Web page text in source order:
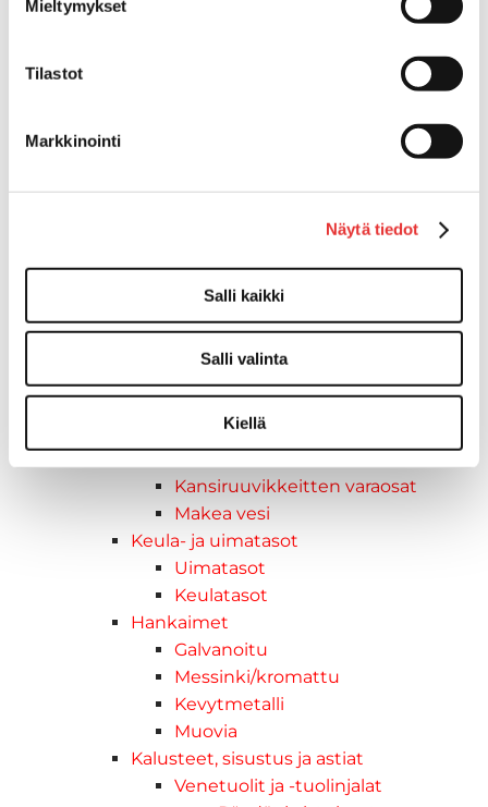
Mieltymykset
Tilastot
Markkinointi
Näytä tiedot
Salli kaikki
Salli valinta
Kiellä
Venerenkaat ja silmukkapultit/-
ruuvit
Vetourat
Kansiruuvikkeet
Kansiruuvikkeiden varaosat
Muoviseokset
Kansiruuvikkeitten varaosat
Makea vesi
Keula- ja uimatasot
Uimatasot
Keulatasot
Hankaimet
Galvanoitu
Messinki/kromattu
Kevytmetalli
Muovia
Kalusteet, sisustus ja astiat
Venetuolit ja -tuolinjalat